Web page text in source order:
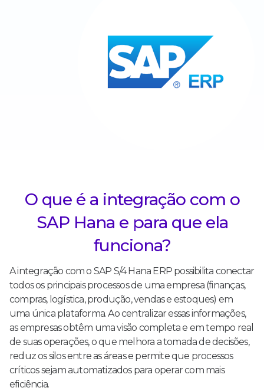
O que é a integração com o
SAP Hana e para que ela
funciona?
A integração com o SAP S/4 Hana ERP possibilita conectar
todos os principais processos de uma empresa (finanças,
compras, logística, produção, vendas e estoques) em
uma única plataforma. Ao centralizar essas informações,
as empresas obtêm uma visão completa e em tempo real
de suas operações, o que melhora a tomada de decisões,
reduz os silos entre as áreas e permite que processos
críticos sejam automatizados para operar com mais
eficiência.